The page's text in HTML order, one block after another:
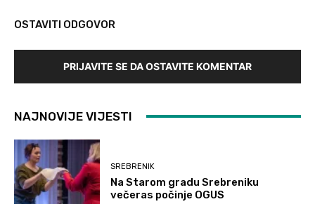
OSTAVITI ODGOVOR
PRIJAVITE SE DA OSTAVITE KOMENTAR
NAJNOVIJE VIJESTI
SREBRENIK
Na Starom gradu Srebreniku
večeras počinje OGUS